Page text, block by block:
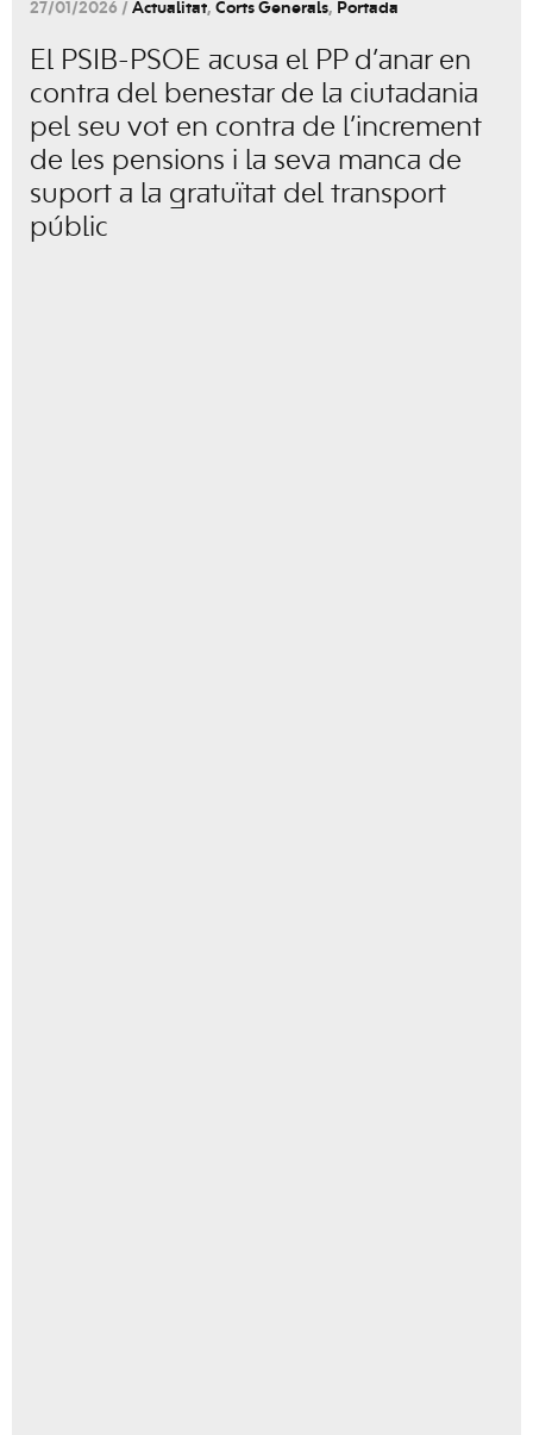
27/01/2026 / Actualitat, Corts Generals, Portada
El PSIB-PSOE acusa el PP d’anar en
contra del benestar de la ciutadania
pel seu vot en contra de l’increment
de les pensions i la seva manca de
suport a la gratuïtat del transport
públic